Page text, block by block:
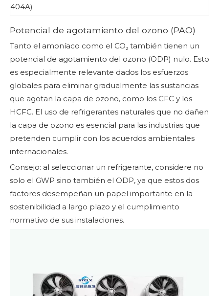
404A)
Potencial de agotamiento del ozono (PAO)
Tanto el amoníaco como el CO₂ también tienen un
potencial de agotamiento del ozono (ODP) nulo. Esto
es especialmente relevante dados los esfuerzos
globales para eliminar gradualmente las sustancias
que agotan la capa de ozono, como los CFC y los
HCFC. El uso de refrigerantes naturales que no dañen
la capa de ozono es esencial para las industrias que
pretenden cumplir con los acuerdos ambientales
internacionales.
Consejo: al seleccionar un refrigerante, considere no
solo el GWP sino también el ODP, ya que estos dos
factores desempeñan un papel importante en la
sostenibilidad a largo plazo y el cumplimiento
normativo de sus instalaciones.